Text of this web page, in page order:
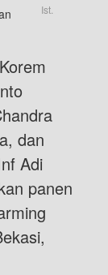
Ist.
dan
Adi
panen